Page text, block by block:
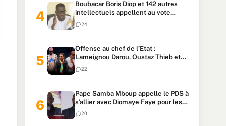
Boubacar Boris Diop et 142 autres
intellectuels appellent au vote
urgent de la révision
constitutionnelle
24
Offense au chef de l’Etat :
Lameignou Darou, Oustaz Thieb et
Ndiaye Touba lourdement
condamnés
22
Pape Samba Mboup appelle le PDS à
s’allier avec Diomaye Faye pour les
locales et tacle Sonko
20